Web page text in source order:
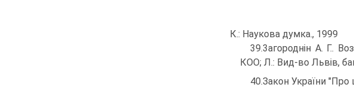
К.: Наукова думка., 1999
39.3агороднін А. Г..
КОО; Л.: Вид-во Львів,
40.Закон України "Про